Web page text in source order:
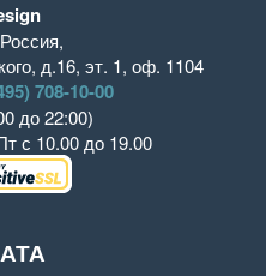
Россия,
д.16, эт. 1, оф. 1104
708-10-00
до 22:00)
с 10.00 до 19.00